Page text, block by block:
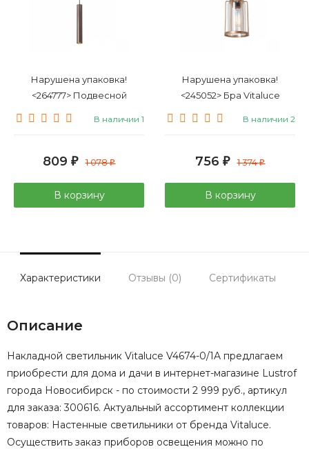
Нарушена упаковка!
<264777> Подвесной
В наличии 1
809 ₽ 1 078₽
В корзину
Нарушена упаковка!
<245052> Бра Vitaluce
В наличии 2
756 ₽ 1 374₽
В корзину
Характеристики Отзывы (0) Сертификаты
Описание
Накладной светильник Vitaluce V4674-0/1A предлагаем
приобрести для дома и дачи в интернет-магазине Lustrof
города Новосибирск - по стоимости 2 999 руб., артикул
для заказа: 300616. Актуальный ассортимент коллекции
товаров: Настенные светильники от бренда Vitaluce.
Осуществить заказ приборов освещения можно по